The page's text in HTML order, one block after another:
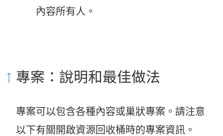
內容所有人。
專案：說明和最佳做法
專案可以包含各種內容或巢狀專案。請注意
以下有關開啟資源回收桶時的專案資訊。